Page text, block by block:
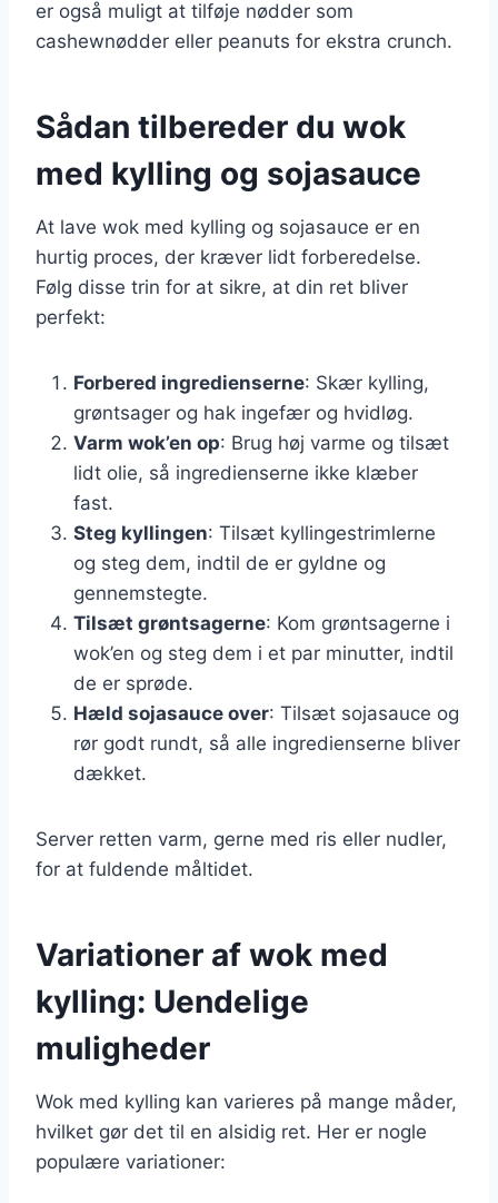
er også muligt at tilføje nødder som
cashewnødder eller peanuts for ekstra crunch.
Sådan tilbereder du wok
med kylling og sojasauce
At lave wok med kylling og sojasauce er en
hurtig proces, der kræver lidt forberedelse.
Følg disse trin for at sikre, at din ret bliver
perfekt:
Forbered ingredienserne: Skær kylling,
grøntsager og hak ingefær og hvidløg.
Varm wok’en op: Brug høj varme og tilsæt
lidt olie, så ingredienserne ikke klæber
fast.
Steg kyllingen: Tilsæt kyllingestrimlerne
og steg dem, indtil de er gyldne og
gennemstegte.
Tilsæt grøntsagerne: Kom grøntsagerne i
wok’en og steg dem i et par minutter, indtil
de er sprøde.
Hæld sojasauce over: Tilsæt sojasauce og
rør godt rundt, så alle ingredienserne bliver
dækket.
Server retten varm, gerne med ris eller nudler,
for at fuldende måltidet.
Variationer af wok med
kylling: Uendelige
muligheder
Wok med kylling kan varieres på mange måder,
hvilket gør det til en alsidig ret. Her er nogle
populære variationer: